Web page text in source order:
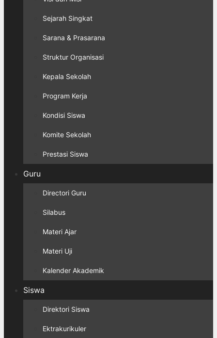
Sejarah Singkat
Sarana & Prasarana
Struktur Organisasi
Kepala Sekolah
Program Kerja
Kondisi Siswa
Komite Sekolah
Prestasi Siswa
Guru
Directori Guru
Silabus
Materi Ajar
Materi Uji
Kalender Akademik
Siswa
Direktori Siswa
Ektrakurikuler